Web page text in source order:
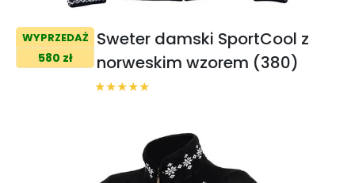
WYPRZEDAŻ
580 zł
Sweter damski SportCool z
norweskim wzorem (380)